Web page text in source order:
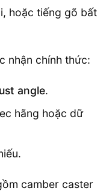
hoặc tiếng gõ bất
nhận chính thức:
angle.
hãng hoặc dữ